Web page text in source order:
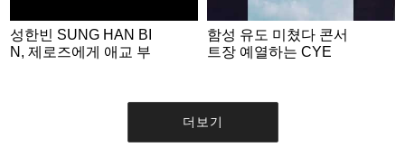
성한빈 SUNG HAN BI
N, 제로즈에게 애교 부
d you rather’ game EN
함성 유도 미쳤다 콘서
트장 예열하는 CYE
더보기